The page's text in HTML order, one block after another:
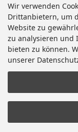
Alle Preise inkl. gesetzl.
entsprechen dem
Motorradteile & Motorrad
modified
Wir verwenden
Drittanbietern, um
Website zu
zu analysieren und
bieten zu können.
unserer